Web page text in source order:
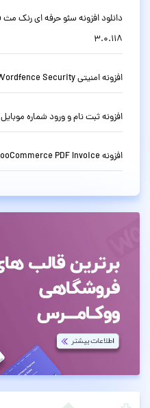
3.0.118
افزونه امنیتی Wordfence Security وردپرس نسخه 8.1.4
افزونه ثبت نام و ورود شماره موبایل Digits وردپرس نسخه 9.2
افزونه WooCommerce PDF Invoice فاکتور ووکامرس نسخه 5.1.2